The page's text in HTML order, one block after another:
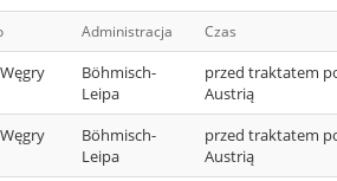
Administracja Czas
Böhmisch-
Leipa
przed traktatem
Austrią
Böhmisch-
Leipa
przed traktatem
Austrią